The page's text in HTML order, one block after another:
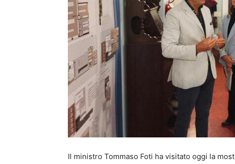
Il ministro Tommaso Foti ha visitato oggi la